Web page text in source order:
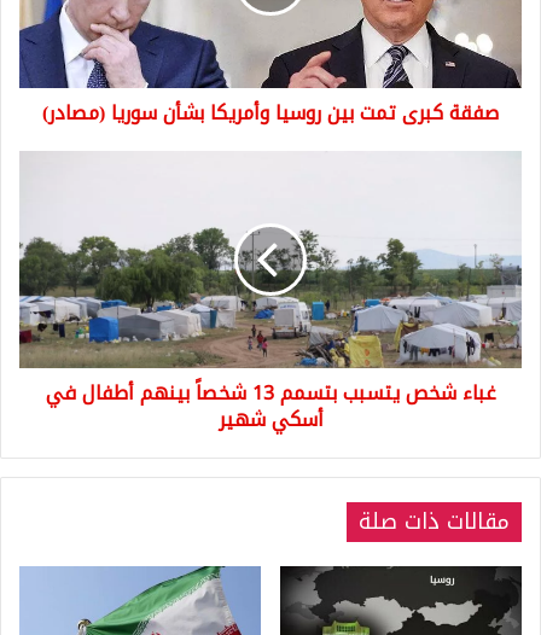
بشأن
سوريا
(مصادر)
صفقة كبرى تمت بين روسيا وأمريكا بشأن سوريا (مصادر)
13
شخصاً
بينهم
أطفال
في
أسكي
غباء شخص يتسبب بتسمم 13 شخصاً بينهم أطفال في
أسكي شهير
مقالات ذات صلة